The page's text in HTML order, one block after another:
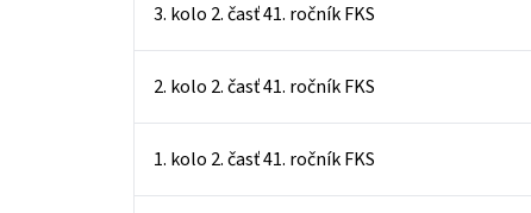
3. kolo 2. časť 41. ročník FKS
2. kolo 2. časť 41. ročník FKS
1. kolo 2. časť 41. ročník FKS